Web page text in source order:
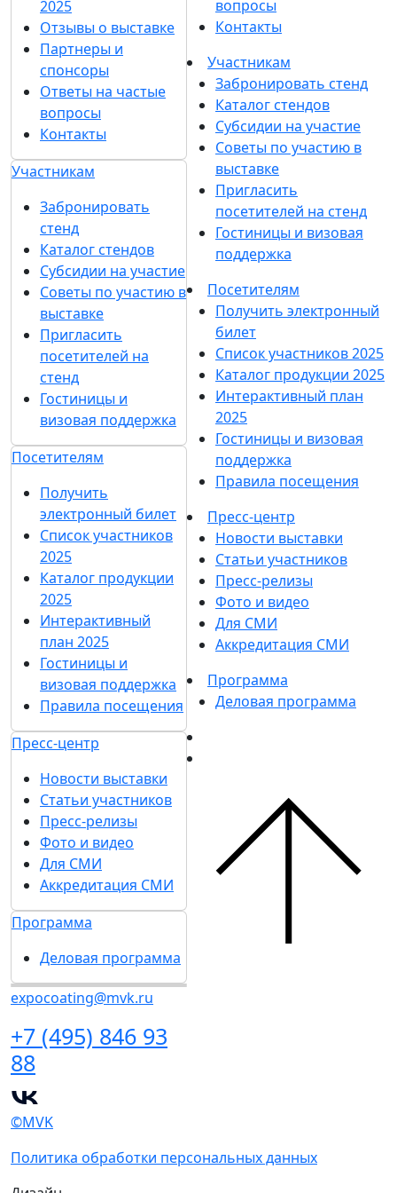
2025
Отзывы о выставке
Партнеры и
спонсоры
Ответы на частые
вопросы
Контакты
Участникам
Забронировать
стенд
Каталог стендов
Субсидии на участие
Советы по участию в
выставке
Пригласить
посетителей на
стенд
Гостиницы и
визовая поддержка
Посетителям
Получить
электронный билет
Список участников
2025
Каталог продукции
2025
Интерактивный
план 2025
Гостиницы и
визовая поддержка
Правила посещения
Пресс-центр
Новости выставки
Статьи участников
Пресс-релизы
Фото и видео
Для СМИ
Аккредитация СМИ
Программа
Деловая программа
expocoating@mvk.ru
+7 (495) 846 93
88
вопросы
Контакты
Участникам
Забронировать стенд
Каталог стендов
Субсидии на участие
Советы по участию в
выставке
Пригласить
посетителей на стенд
Гостиницы и визовая
поддержка
Посетителям
Получить электронный
билет
Список участников 2025
Каталог продукции 2025
Интерактивный план
2025
Гостиницы и визовая
поддержка
Правила посещения
Пресс-центр
Новости выставки
Статьи участников
Пресс-релизы
Фото и видео
Для СМИ
Аккредитация СМИ
Программа
Деловая программа
©MVK
Политика обработки персональных данных